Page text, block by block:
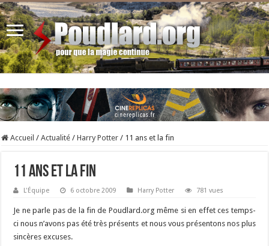
Accueil / Actualité / Harry Potter / 11 ans et la fin
11 ans et la fin
L'Équipe 6 octobre 2009 Harry Potter 781 vues
Je ne parle pas de la fin de Poudlard.org même si en effet ces temps-
ci nous n’avons pas été très présents et nous vous présentons nos plus
sincères excuses.